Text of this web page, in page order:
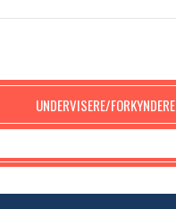
UNDERVISERE/FORKYNDERE